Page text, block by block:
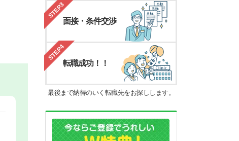
STEP3
面接・条件交渉
STEP4
転職成功！！
最後まで納得のいく転職先をお探しします。